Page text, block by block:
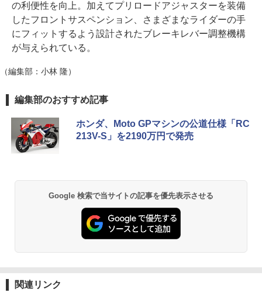
の利便性を向上。加えてプリロードアジャスターを装備
したフロントサスペンション、さまざまなライダーの手
にフィットするよう設計されたブレーキレバー調整機構
が与えられている。
（編集部：小林 隆）
編集部のおすすめ記事
ホンダ、Moto GPマシンの公道仕様「RC
213V-S」を2190万円で発売
Google 検索で当サイトの記事を優先表示させる
関連リンク